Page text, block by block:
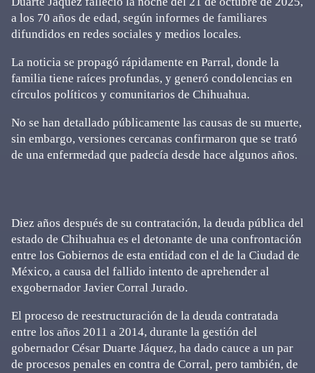
a los 70 años de edad, según informes de familiares
difundidos en redes sociales y medios locales.
La noticia se propagó rápidamente en Parral, donde la
familia tiene raíces profundas, y generó condolencias en
círculos políticos y comunitarios de Chihuahua.
No se han detallado públicamente las causas de su muerte,
sin embargo, versiones cercanas confirmaron que se trató
de una enfermedad que padecía desde hace algunos años.
Diez años después de su contratación, la deuda pública del
estado de Chihuahua es el detonante de una confrontación
entre los Gobiernos de esta entidad con el de la Ciudad de
México, a causa del fallido intento de aprehender al
exgobernador Javier Corral Jurado.
El proceso de reestructuración de la deuda contratada
entre los años 2011 a 2014, durante la gestión del
gobernador César Duarte Jáquez, ha dado cauce a un par
de procesos penales en contra de Corral, pero también, de